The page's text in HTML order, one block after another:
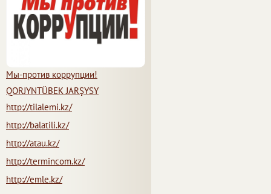
Мы-против коррупции!
QORJYNTÜBEK JARŞYSY
http://tilalemi.kz/
http://balatili.kz/
http://atau.kz/
http://termincom.kz/
http://emle.kz/